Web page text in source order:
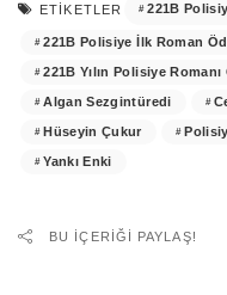
ETIKETLER 221B
221B Polisiye İlk Roman
221B Yılın Polisiye Romanı
Algan Sezgintüredi
Hüseyin Çukur
Yankı Enki
BU IÇERIĞI PAYLAŞ!